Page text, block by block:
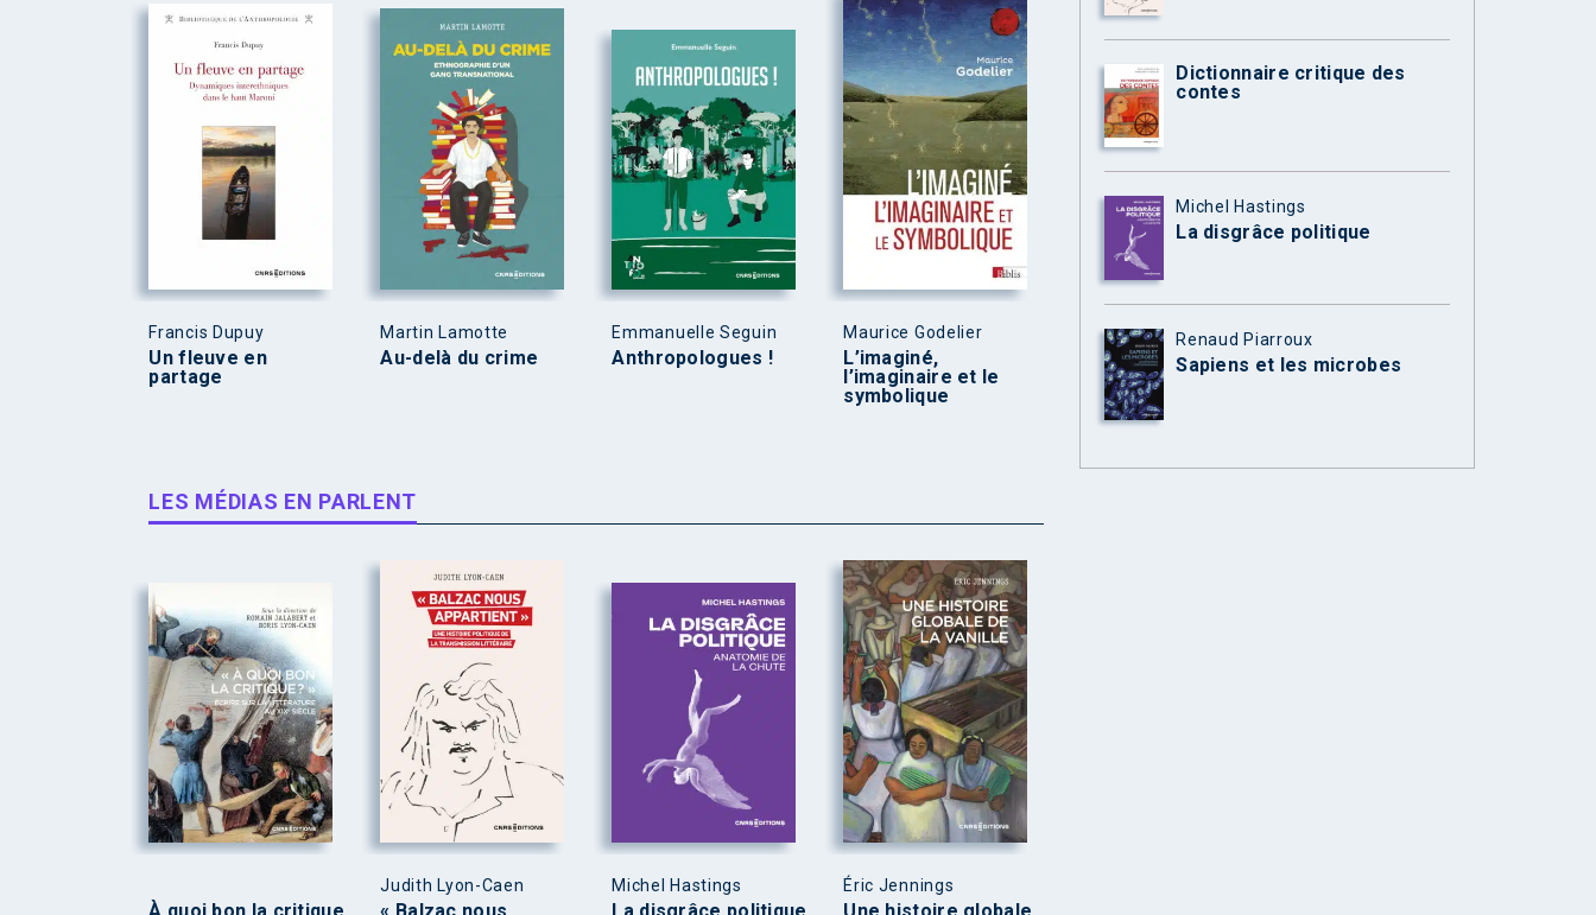
Francis Dupuy
Un fleuve en
partage
Martin Lamotte
Au-delà du crime
Emmanuelle Seguin
Anthropologues !
Maurice Godelier
L’imaginé,
l’imaginaire et le
symbolique
LES MÉDIAS EN PARLENT
Judith Lyon-Caen Michel Hastings Éric Jennings
Dictionnaire critique des
contes
Michel Hastings
La disgrâce politique
Renaud Piarroux
Sapiens et les microbes